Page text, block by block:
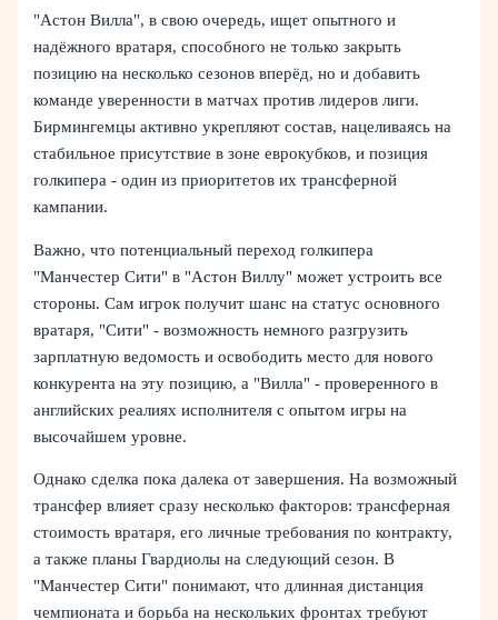
"Астон Вилла", в свою очередь, ищет опытного и
надёжного вратаря, способного не только закрыть
позицию на несколько сезонов вперёд, но и добавить
команде уверенности в матчах против лидеров лиги.
Бирмингемцы активно укрепляют состав, нацеливаясь на
стабильное присутствие в зоне еврокубков, и позиция
голкипера - один из приоритетов их трансферной
кампании.
Важно, что потенциальный переход голкипера
"Манчестер Сити" в "Астон Виллу" может устроить все
стороны. Сам игрок получит шанс на статус основного
вратаря, "Сити" - возможность немного разгрузить
зарплатную ведомость и освободить место для нового
конкурента на эту позицию, а "Вилла" - проверенного в
английских реалиях исполнителя с опытом игры на
высочайшем уровне.
Однако сделка пока далека от завершения. На возможный
трансфер влияет сразу несколько факторов: трансферная
стоимость вратаря, его личные требования по контракту,
а также планы Гвардиолы на следующий сезон. В
"Манчестер Сити" понимают, что длинная дистанция
чемпионата и борьба на нескольких фронтах требуют